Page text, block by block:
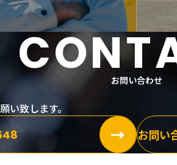
お問い合わせ
致します。
お問い